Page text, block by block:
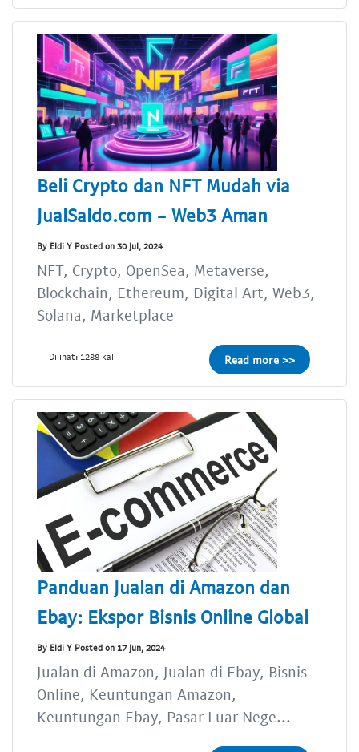
Beli Crypto dan NFT Mudah via
JualSaldo.com - Web3 Aman
By Eldi Y Posted on 30 Jul, 2024
NFT, Crypto, OpenSea, Metaverse,
Blockchain, Ethereum, Digital Art, Web3,
Solana, Marketplace
Dilihat: 1288 kali Read more >>
Panduan Jualan di Amazon dan
Ebay: Ekspor Bisnis Online Global
By Eldi Y Posted on 17 Jun, 2024
Jualan di Amazon, Jualan di Ebay, Bisnis
Online, Keuntungan Amazon,
Keuntungan Ebay, Pasar Luar Nege...